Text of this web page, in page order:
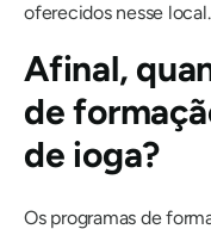
oferecidos nesse local.
Afinal,
de
de ioga?
Os programas de